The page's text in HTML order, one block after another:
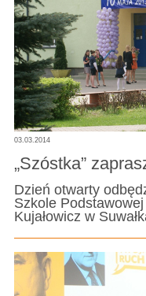
03.03.2014
„Szóstka”
Dzień otwarty
Szkole
Kujałowicz w